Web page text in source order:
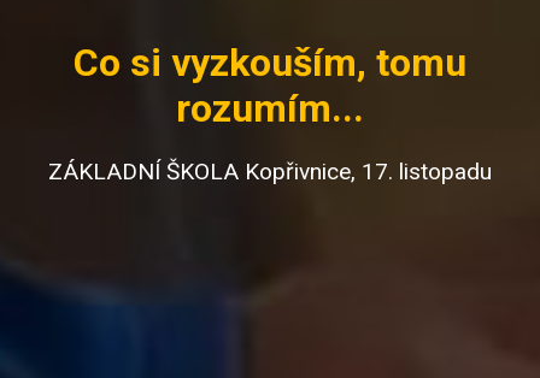
Co si vyzkouším, tomu
rozumím...
ZÁKLADNÍ ŠKOLA Kopřivnice, 17. listopadu